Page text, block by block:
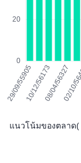
แนวโน้มของตลาด(